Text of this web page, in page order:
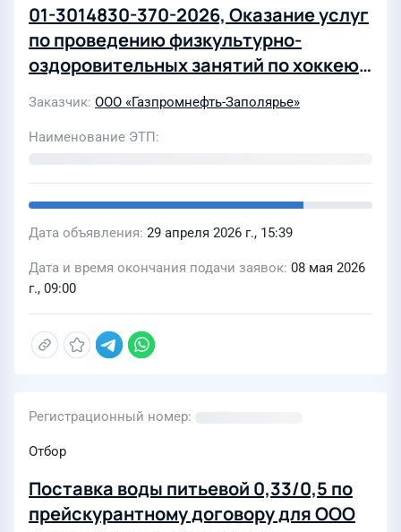
01-3014830-370-2026, Оказание услуг
по проведению физкультурно-
оздоровительных занятий по хоккею
для работников ООО"Газпромнефть-
Заполярье" в 2026-2028 гг
Заказчик ООО «Газпромнефть-Заполярье»
Наименование ЭТП
Дата объявления 29 апреля 2026 г., 15:39
Дата и время окончания подачи заявок 08 мая 2026
г., 09:00
Регистрационный номер
Отбор
Поставка воды питьевой 0,33/0,5 по
прейскурантному договору для ООО